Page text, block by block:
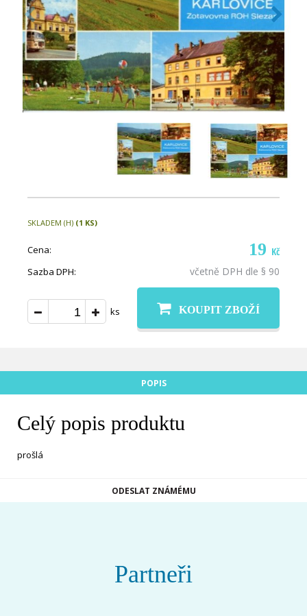
SKLADEM (H) (1 KS)
Cena: 19 Kč
Sazba DPH: včetně DPH dle § 90
ks KOUPIT ZBOŽÍ
POPIS
Celý popis produktu
prošlá
ODESLAT ZNÁMÉMU
Partneři